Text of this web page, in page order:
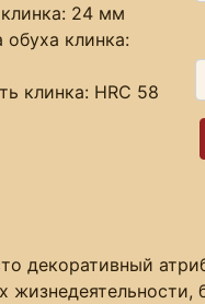
24 мм
клинка:
клинка: HRC 58
декоративный